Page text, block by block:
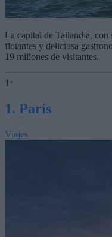
La capital de Tailandia, con
flotantes y deliciosa
19 millones de visitantes.
1 °
1. París
Viajes